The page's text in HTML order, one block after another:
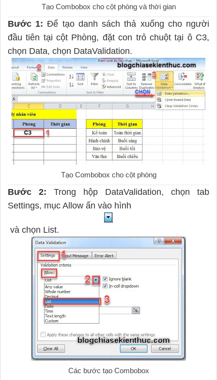
Tạo Combobox cho cột phòng và thời gian
Bước 1: Để tạo danh sách thả xuống cho người
đầu tiên tại cột Phòng, đặt con trỏ chuột tại ô C3,
chọn Data, chọn DataValidation.
Tạo Combobox cho cột phòng
Bước 2: Trong hộp DataValidation, chọn tab
Settings, mục Allow ấn vào hình
và chọn List.
Các bước tạo Combobox